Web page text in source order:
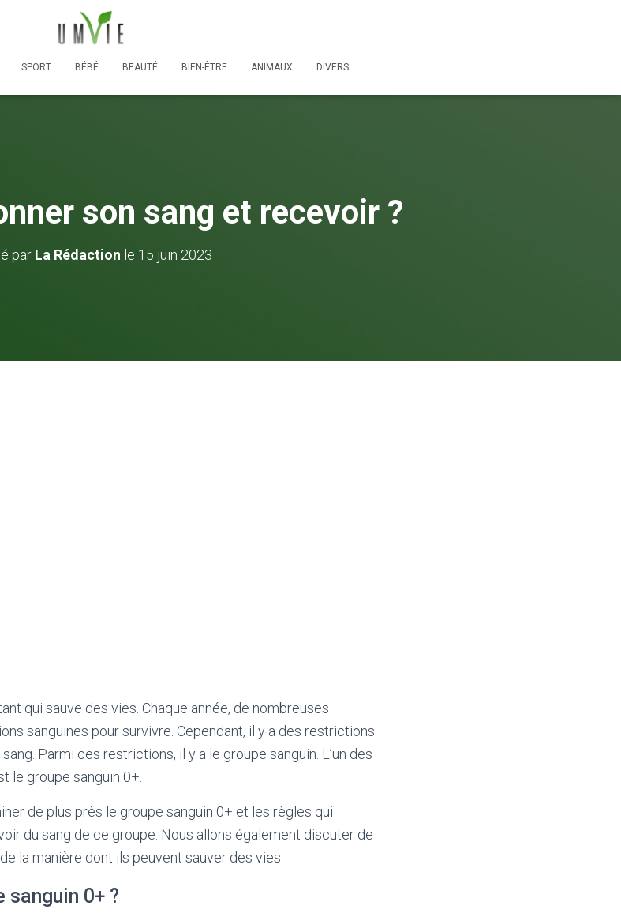
SPORT BÉBÉ BEAUTÉ BIEN-ÊTRE ANIMAUX DIVERS
son sang et recevoir ?
par La Rédaction le 15 juin 2023
qui sauve des vies. Chaque année, de nombreuses
sanguines pour survivre. Cependant, il y a des restrictions
Parmi ces restrictions, il y a le groupe sanguin. L’un des
le groupe sanguin 0+.
de plus près le groupe sanguin 0+ et les règles qui
du sang de ce groupe. Nous allons également discuter de
la manière dont ils peuvent sauver des vies.
sanguin 0+ ?